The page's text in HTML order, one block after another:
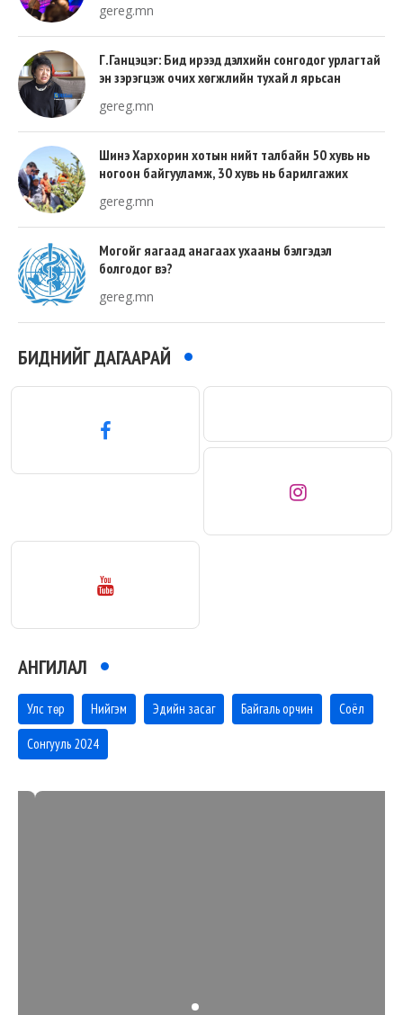
gereg.mn
Г.Ганцэцэг: Бид ирээд дэлхийн сонгодог урлагтай
эн зэрэгцэж очих хөгжлийн тухай л ярьсан
gereg.mn
Шинэ Хархорин хотын нийт талбайн 50 хувь нь
ногоон байгууламж, 30 хувь нь барилгажих
gereg.mn
Могойг яагаад анагаах ухааны бэлгэдэл
болгодог вэ?
gereg.mn
БИДНИЙГ ДАГААРАЙ
АНГИЛАЛ
Улс төр Нийгэм Эдийн засаг Байгаль орчин Соёл
Сонгууль 2024